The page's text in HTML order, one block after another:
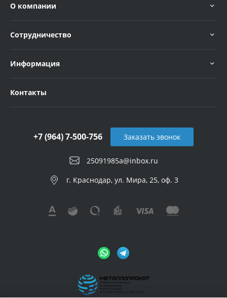
О компании
Сотрудничество
Информация
Контакты
25091985a@inbox.ru
+7 (964) 7-500-756
г. Краснодар, ул. Мира, 25, оф. 3
Заказать звонок